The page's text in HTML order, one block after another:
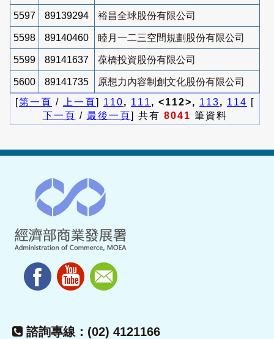
5597 89139294 裕昌全球股份有限公司
5598 89140460 睦月一二三空間規劃股份有限公司
5599 89141637 葆橋投資股份有限公司
5600 89141735
原想力內容制創文化股份有限公司
[第一頁 / 上一頁] 110, 111 , <112>, 113, 114 [
下一頁 / 最後一頁] 共有 8041 筆資料
諮詢專線：(02) 4121166